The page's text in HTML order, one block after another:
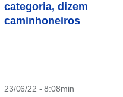
categoria, dizem
caminhoneiros
23/06/22 - 8:08min